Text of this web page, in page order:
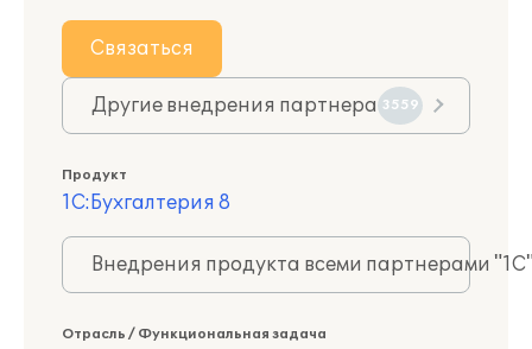
Связаться
Другие внедрения партнера 3559
Продукт
1С:Бухгалтерия 8
Внедрения продукта всеми партнерами
Отрасль / Функциональная задача